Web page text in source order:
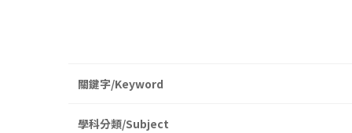
關鍵字/Keyword
學科分類/Subject